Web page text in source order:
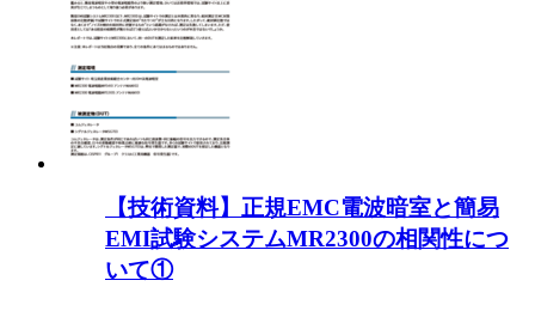
【技術資料】正規EMC電波暗室と簡易
EMI試験システムMR2300の相関性につ
いて①